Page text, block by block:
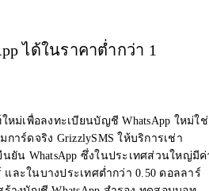
ได้ในราคาต่ำกว่า 1
หม่เพื่อลงทะเบียนบัญชี WhatsApp ใหม่ใช่
าร์ดจริง GrizzlySMS ให้บริการเช่า
ยัน WhatsApp ซึ่งในประเทศส่วนใหญ่มีค่
ละในบางประเทศต่ำกว่า 0.50 ดอลลาร์